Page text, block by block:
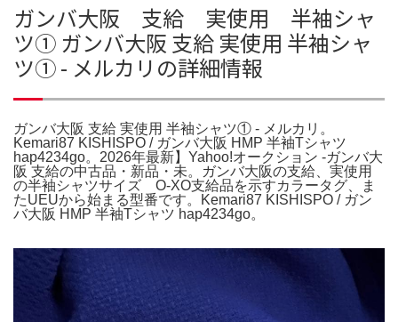
ガンバ大阪 支給 実使用 半袖シャ
ツ① ガンバ大阪 支給 実使用 半袖シャ
ツ① - メルカリの詳細情報
ガンバ大阪 支給 実使用 半袖シャツ① - メルカリ。
Kemari87 KISHISPO / ガンバ大阪 HMP 半袖Tシャツ
hap4234go。2026年最新】Yahoo!オークション -ガンバ大
阪 支給の中古品・新品・未。ガンバ大阪の支給、実使用
の半袖シャツサイズ O-XO支給品を示すカラータグ、ま
たUEUから始まる型番です。Kemari87 KISHISPO / ガン
バ大阪 HMP 半袖Tシャツ hap4234go。